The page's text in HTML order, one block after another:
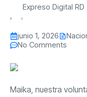
Expreso Digital RD
junio 1, 2026
No Comments
Maika, nuestra